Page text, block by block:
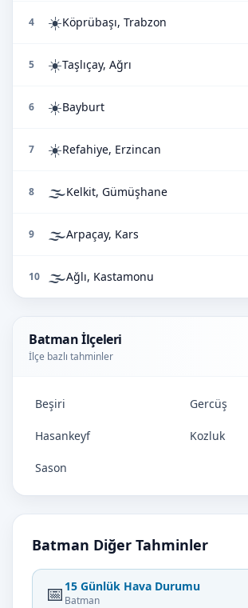
4 ☀️Köprübaşı, Trabzon
5 ☀️Taşlıçay, Ağrı
6 ☀️Bayburt
7 ☀️Refahiye, Erzincan
8 🌫️Kelkit, Gümüşhane
9 🌫️Arpaçay, Kars
10 🌫️Ağlı, Kastamonu
Batman İlçeleri
İlçe bazlı tahminler
Beşiri Gercüş
Hasankeyf Kozluk
Sason
Batman Diğer Tahminler
📅 15 Günlük Hava Durumu
Batman